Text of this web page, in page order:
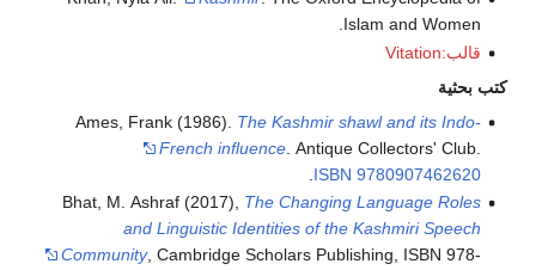
Ames, Frank
Bhat, M. Ashraf
and
Community,